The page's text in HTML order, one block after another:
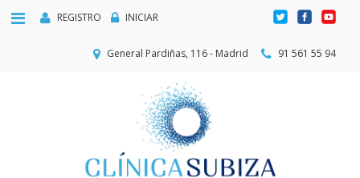
REGISTRO INICIAR
General Pardiñas, 116 - Madrid 91 561 55 94